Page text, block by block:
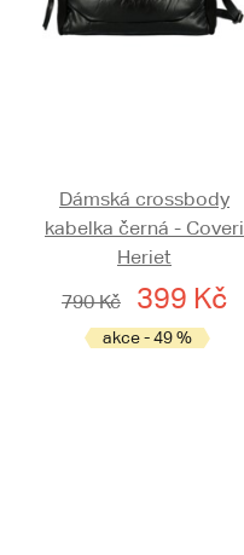
Dámská crossbody
kabelka černá - Coveri
Heriet
790 Kč
399 Kč
akce - 49 %